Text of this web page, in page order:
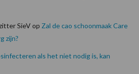
SieVop Zal de cao schoonmaak Care
zijn?
als het niet nodig is, kan